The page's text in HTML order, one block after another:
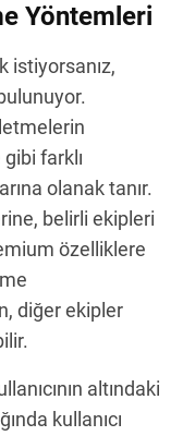
Yöntemleri
istiyorsanız,
farklı
olanak tanır.
belirli ekipleri
özelliklere
diğer ekipler
altındaki
kullanıcı